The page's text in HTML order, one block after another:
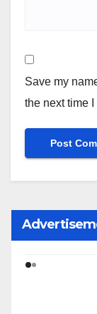
Save my
the next time I